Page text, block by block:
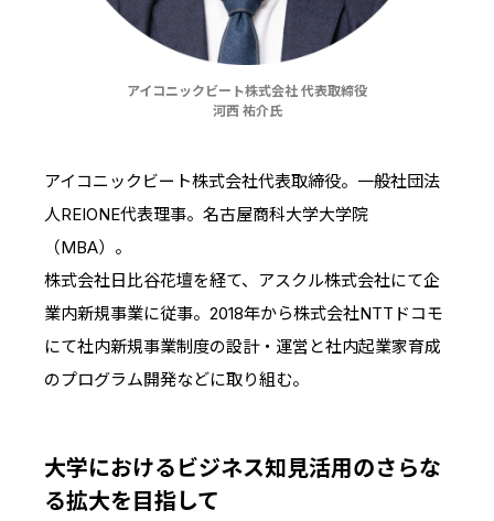
アイコニックビート株式会社 代表取締役
河西 祐介氏
アイコニックビート株式会社代表取締役。一般社団法
人REIONE代表理事。名古屋商科大学大学院
（MBA）。
株式会社日比谷花壇を経て、アスクル株式会社にて企
業内新規事業に従事。2018年から株式会社NTTドコモ
にて社内新規事業制度の設計・運営と社内起業家育成
のプログラム開発などに取り組む。
大学におけるビジネス知見活用のさらな
る拡大を目指して